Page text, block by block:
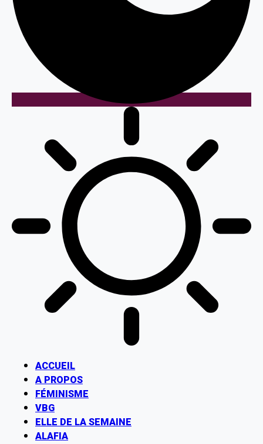
ACCUEIL
A PROPOS
FÉMINISME
VBG
ELLE DE LA SEMAINE
ALAFIA